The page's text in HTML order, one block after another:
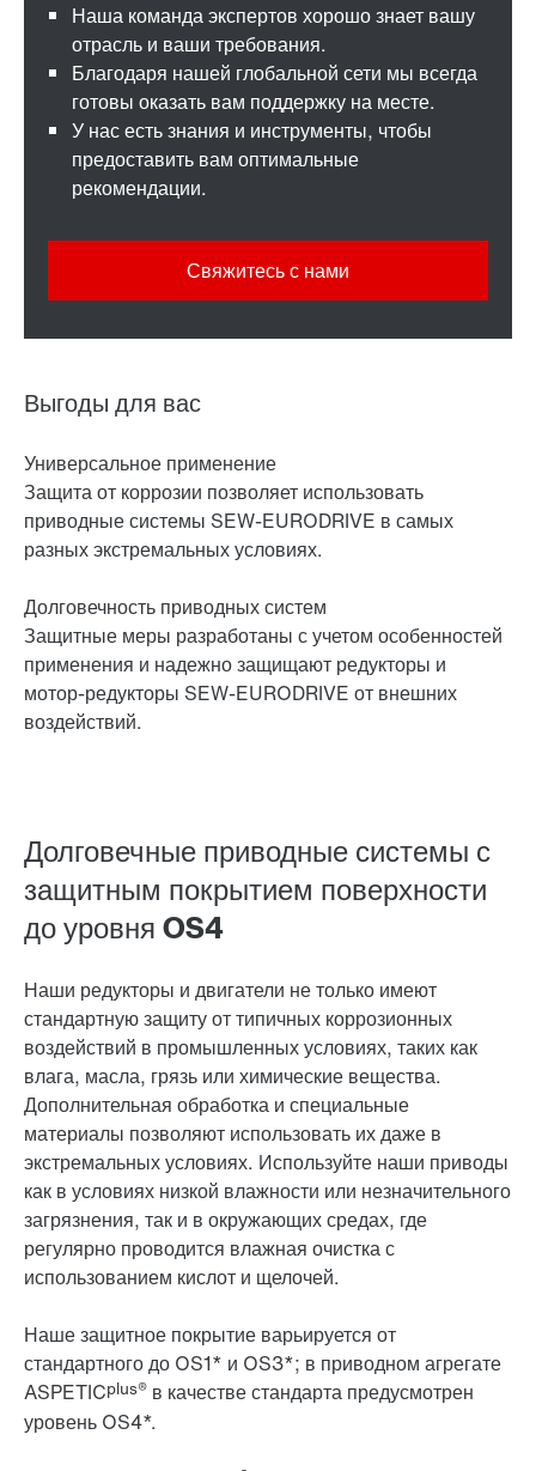
Долговечные приводные системы с
защитным покрытием поверхности
до уровня OS4
Наши редукторы и двигатели не только имеют
стандартную защиту от типичных коррозионных
воздействий в промышленных условиях, таких как
влага, масла, грязь или химические вещества.
Дополнительная обработка и специальные
материалы позволяют использовать их даже в
экстремальных условиях. Используйте наши приводы
как в условиях низкой влажности или незначительного
загрязнения, так и в окружающих средах, где
регулярно проводится влажная очистка с
использованием кислот и щелочей.
Наше защитное покрытие варьируется от
стандартного до OS1* и OS3*; в приводном агрегате
ASPETICplus® в качестве стандарта предусмотрен
уровень OS4*.
Наша команда экспертов хорошо знает вашу
отрасль и ваши требования.
Благодаря нашей глобальной сети мы всегда
готовы оказать вам поддержку на месте.
У нас есть знания и инструменты, чтобы
предоставить вам оптимальные
рекомендации.
Свяжитесь с нами
Выгоды для вас
Универсальное применение
Защита от коррозии позволяет использовать
приводные системы SEW-EURODRIVE в самых
разных экстремальных условиях.
Долговечность приводных систем
Защитные меры разработаны с учетом особенностей
применения и надежно защищают редукторы и
мотор-редукторы SEW-EURODRIVE от внешних
воздействий.